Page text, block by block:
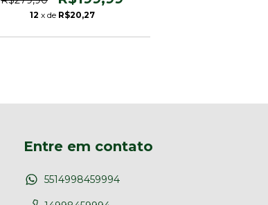
12 x de R$20,27
Entre em contato
5514998459994